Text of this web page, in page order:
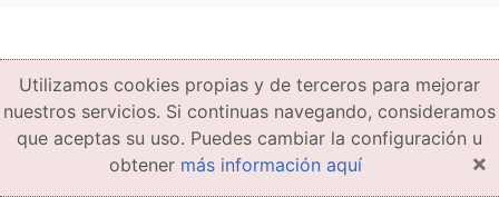
Utilizamos cookies propias y de terceros para mejorar
nuestros servicios. Si continuas navegando, consideramos
que aceptas su uso. Puedes cambiar la configuración u
obtener más información aquí ×